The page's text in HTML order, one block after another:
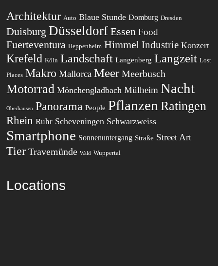
Architektur Auto Blaue Stunde Domburg Dresden
Duisburg Düsseldorf Essen Food
Fuerteventura Heppenheim Himmel Industrie Konzert
Krefeld Köln Landschaft Langenberg Langzeit Lost
Places Makro Mallorca Meer Meerbusch
Motorrad Mönchengladbach Mülheim Nacht
Oberhausen Panorama People Pflanzen Ratingen
Rhein Ruhr Scheveningen Schwarzweiss
Smartphone Sonnenuntergang Straße Street Art
Tier Travemünde Wald Wuppertal
Locations